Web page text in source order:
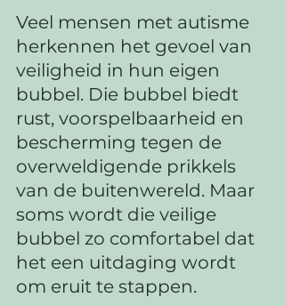
Veel mensen met autisme
herkennen het gevoel van
veiligheid in hun eigen
bubbel. Die bubbel biedt
rust, voorspelbaarheid en
bescherming tegen de
overweldigende prikkels
van de buitenwereld. Maar
soms wordt die veilige
bubbel zo comfortabel dat
het een uitdaging wordt
om eruit te stappen.